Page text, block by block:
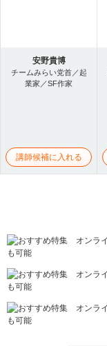
安野貴博
チームみらい党首／起
業家／SF作家
講師候補に入れる